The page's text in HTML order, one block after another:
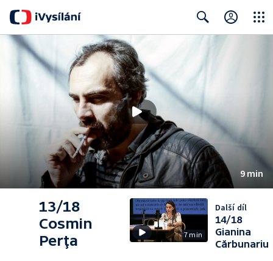
Search
9 min
13/18
Cosmin
Perţa
7 min
Další díl
14/18
Gianina
Cărbunariu